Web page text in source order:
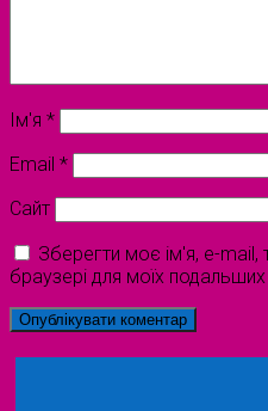
Ім'я *
Email *
Сайт
Зберегти моє ім'я, e-
браузері для моїх